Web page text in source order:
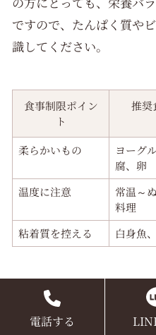
ですので、たんぱく質や
識してください。
食事制限ポイン
ト
推奨
柔らかいもの
ヨーグ
腐、卵
温度に注意
常温～
料理
粘着質を控える
白身魚
食事は小さくカットし、
がけましょう。
電話する